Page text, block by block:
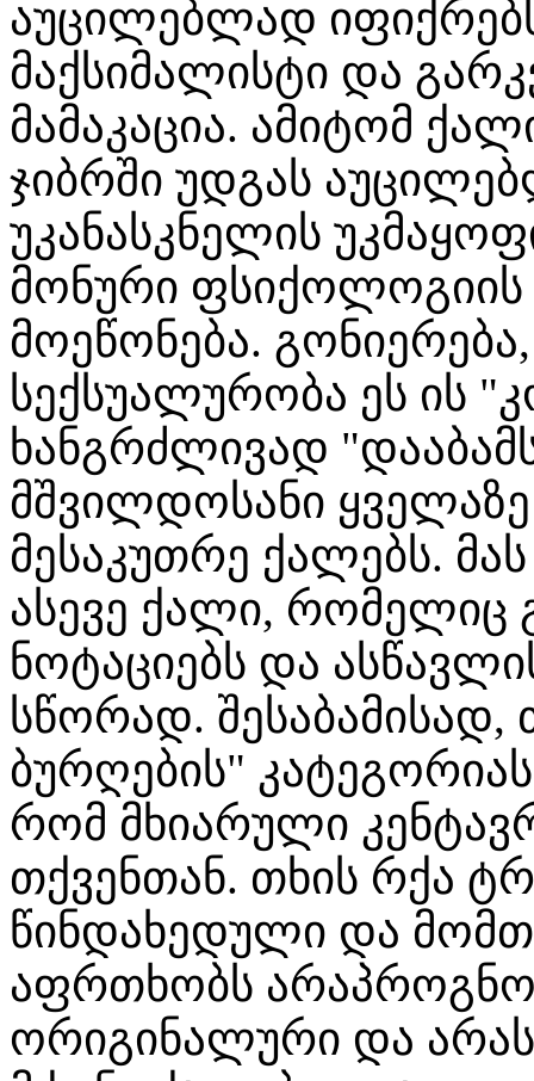
აუცილებლად
მაქსიმალისტი და
მამაკაცია. ამიტომ
ჯიბრში უდგას
უკანასკნელის
მონური ფსიქოლოგიის
მოეწონება.
სექსუალურობა ეს ის
ხანგრძლივად
მშვილდოსანი ყველაზე
მესაკუთრე ქალებს.
ასევე ქალი, რომელიც
ნოტაციებს და
სწორად. შესაბამისად,
ბურღების"
რომ მხიარული
თქვენთან. თხის რქა
წინდახედული და
აფრთხობს
ორიგინალური და